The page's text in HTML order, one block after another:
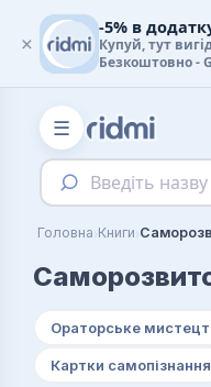
☰
Введіть
Головна›Книги›
Ораторське
Картки самопізнання
×
-5% в
Купуй, тут
Безкоштовно -